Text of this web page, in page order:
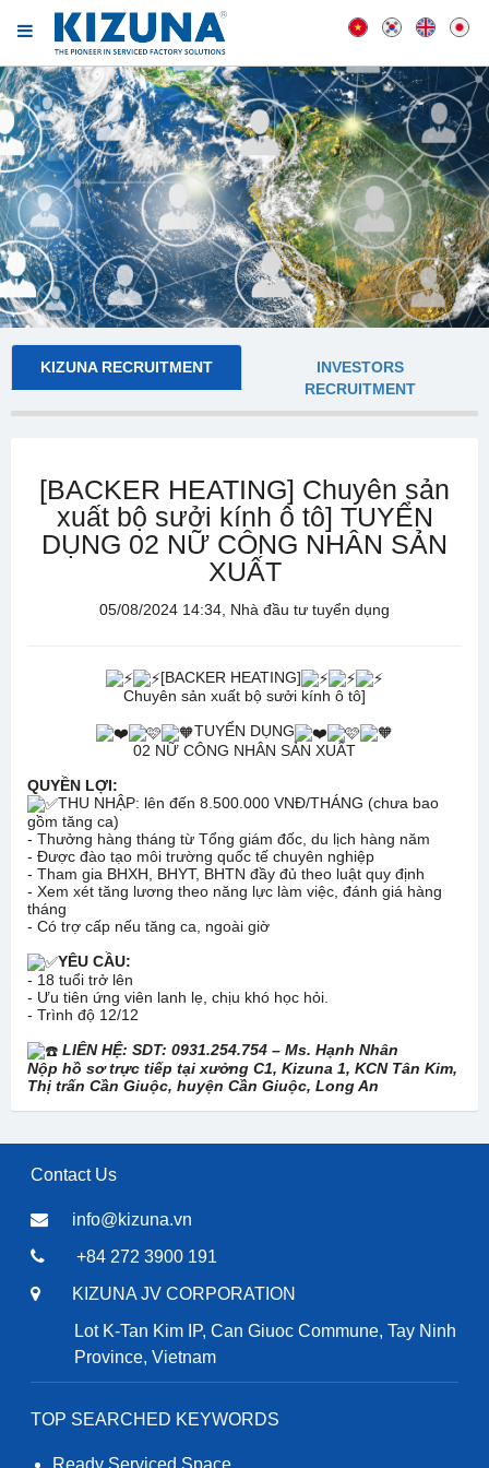
KIZUNA RECRUITMENT
INVESTORS
RECRUITMENT
[BACKER HEATING] Chuyên sản
xuất bộ sưởi kính ô tô] TUYỂN
DỤNG 02 NỮ CÔNG NHÂN SẢN
XUẤT
05/08/2024 14:34, Nhà đầu tư tuyển dụng
[BACKER HEATING]
Chuyên sản xuất bộ sưởi kính ô tô]
TUYỂN DỤNG
02 NỮ CÔNG NHÂN SẢN XUẤT
QUYỀN LỢI:
THU NHẬP: lên đến 8.500.000 VNĐ/THÁNG (chưa bao
gồm tăng ca)
- Thưởng hàng tháng từ Tổng giám đốc, du lịch hàng năm
- Được đào tạo môi trường quốc tế chuyên nghiệp
- Tham gia BHXH, BHYT, BHTN đầy đủ theo luật quy định
- Xem xét tăng lương theo năng lực làm việc, đánh giá hàng
tháng
- Có trợ cấp nếu tăng ca, ngoài giờ
YÊU CẦU:
- 18 tuổi trở lên
- Ưu tiên ứng viên lanh lẹ, chịu khó học hỏi.
- Trình độ 12/12
LIÊN HỆ: SDT: 0931.254.754 – Ms. Hạnh Nhân
Nộp hồ sơ trực tiếp tại xưởng C1, Kizuna 1, KCN Tân Kim,
Thị trấn Cần Giuộc, huyện Cần Giuộc, Long An
Contact Us
info@kizuna.vn
+84 272 3900 191
KIZUNA JV CORPORATION
Lot K-Tan Kim IP, Can Giuoc Commune, Tay Ninh
Province, Vietnam
TOP SEARCHED KEYWORDS